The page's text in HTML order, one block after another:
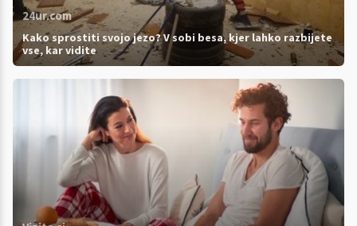
24ur.com
Kako sprostiti svojo jezo? V sobi besa, kjer lahko razbijete
vse, kar vidite